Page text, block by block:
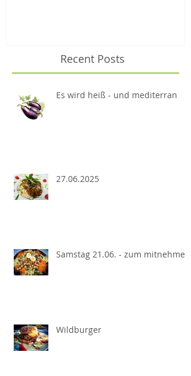
Recent Posts
Es wird heiß - und mediterran
27.06.2025
Samstag 21.06. - zum mitnehmen
Wildburger